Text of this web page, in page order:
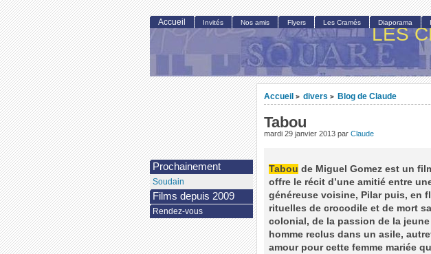
LES
Accueil > divers > Blog de Claude
Tabou
mardi 29 janvier 2013 par Claude
Tabou de Miguel Gomez est un
offre le récit d’une amitié entre
généreuse voisine, Pilar puis, en
rituelles de crocodile et de mort
colonial, de la passion de la jeune
homme reclus dans un asile,
amour pour cette femme mariée
Accueil Invités Nos amis Flyers Les Cramés Diaporama
Prochainement
Soudain
Films depuis 2009
Rendez-vous